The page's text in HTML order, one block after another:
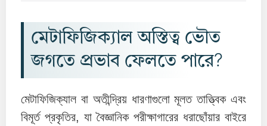
মেটাফিজিক্যাল অস্তিত্ব ভৌত
জগতে প্রভাব ফেলতে পারে?
মেটাফিজিক্যাল বা অতীন্দ্রিয় ধারণাগুলো মূলত তাত্ত্বিক এবং
বিমূর্ত প্রকৃতির, যা বৈজ্ঞানিক পরীক্ষাগারের ধরাছোঁয়ার বাইরে